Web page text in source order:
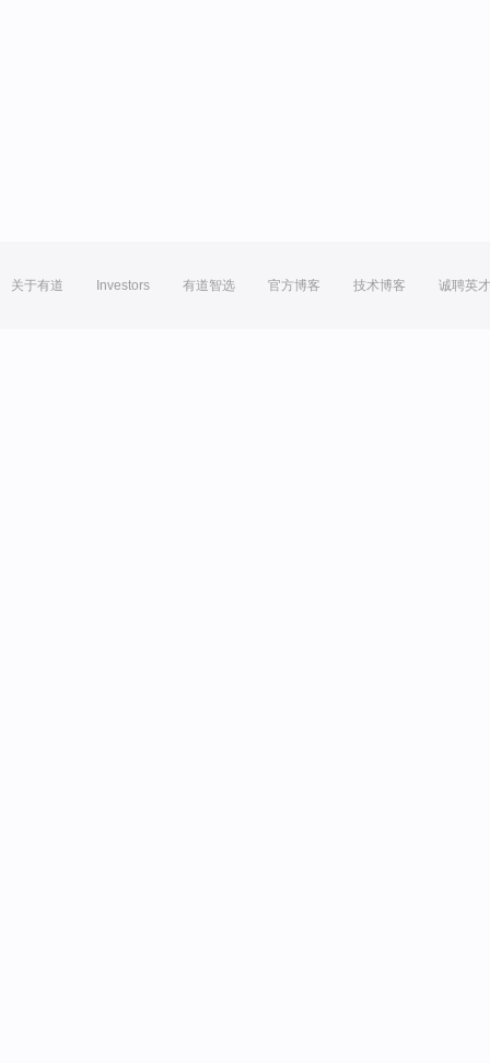
关于有道 Investors 有道智选 官方博客 技术博客 诚聘英才